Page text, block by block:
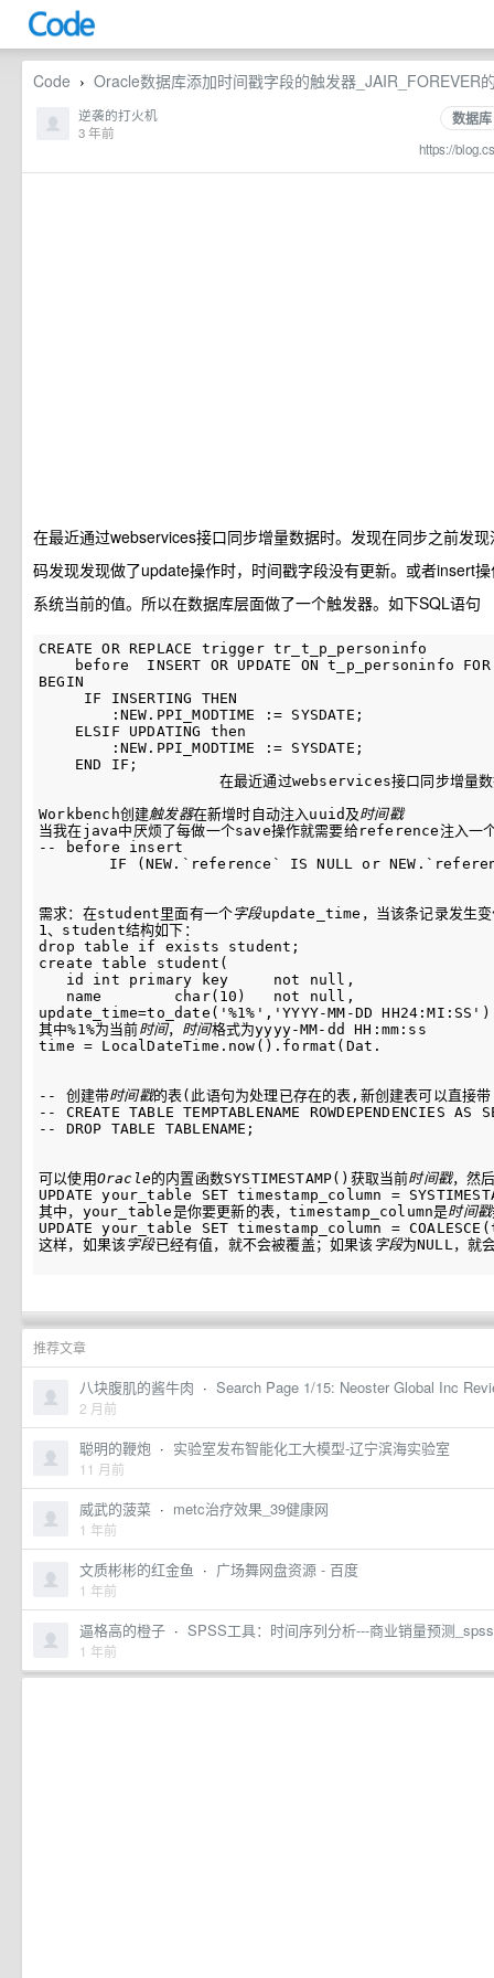
Code › Oracle数据库添加时间戳字段的触发器_JAIR_FOREVER
数据库
https://
逆袭的打火机
3 年前
在最近通过webservices接口同步增量数据时。发现在同步之前发
码发现发现做了update操作时，时间戳字段没有更新。或者insert
系统当前的值。所以在数据库层面做了一个触发器。如下SQL语句
CREATE OR REPLACE trigger tr_t_p_personinfo
before  INSERT OR UPDATE ON t_p_personinfo
BEGIN
     IF INSERTING THEN
        :NEW.PPI_MODTIME := SYSDATE;
    ELSIF UPDATING then
        :NEW.PPI_MODTIME := SYSDATE;
    END IF;
在最近通过webservices接口同步增量数
Workbench创建触发器在新增时自动注入uuid及时间戳
当我在java中厌烦了每做一个save操作就需要给reference注入一
-- before insert
IF (NEW.`reference` IS NULL or
需求：在student里面有一个字段update_time，当该条记录发生变
1、student结构如下：
drop table if exists student;
create table student(
   id int primary key     not null,
   name        char(10)   not null,
update_time=to_date('%1%','YYYY-MM-DD HH24:MI:SS')
其中%1%为当前时间， 时间格式为yyyy-MM-dd HH:mm:ss
time = LocalDateTime.now().format(Dat.
-- 创建带时间戳的表(此语句为处理已存在的表,新创建表可以直接
-- CREATE TABLE TEMPTABLENAME ROWDEPENDENCIES
-- DROP TABLE
可以使用Oracle的内置函数SYSTIMESTAMP()获取当前时间戳，然
UPDATE your_table SET timestamp_column =
其中，your_table是你要更新的表，timestamp_column是时间戳
UPDATE your_table SET timestamp_column =
这样，如果该字段已经有值，就不会被覆盖；如果该字段为NULL，就
推荐文章
八块腹肌的酱牛肉 · Search Page 1/15: Neoster Global Inc
2 月前
聪明的鞭炮 · 实验室发布智能化工大模型-辽宁滨海实验室
11 月前
威武的菠菜 · metc治疗效果_39健康网
1 年前
文质彬彬的红金鱼 · 广场舞网盘资源 - 百度
1 年前
逼格高的橙子 · SPSS工具：时间序列分析---商业销量预测
1 年前